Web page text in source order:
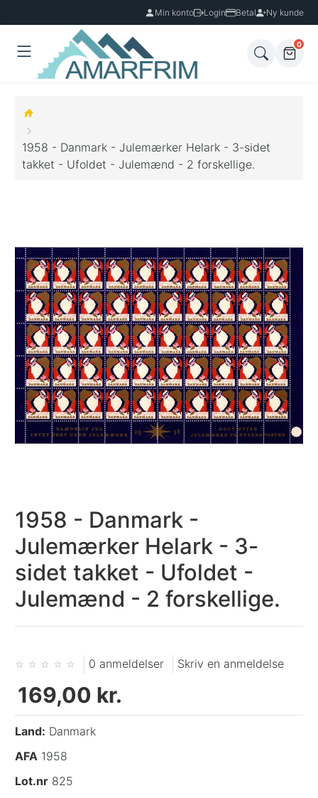
Min konto Login Betal Ny kunde
0
1958 - Danmark - Julemærker Helark - 3-sidet
takket - Ufoldet - Julemænd - 2 forskellige.
1958 - Danmark -
Julemærker Helark - 3-
sidet takket - Ufoldet -
Julemænd - 2 forskellige.
0 anmeldelser Skriv en anmeldelse
169,00 kr.
Land: Danmark
AFA 1958
Lot.nr 825